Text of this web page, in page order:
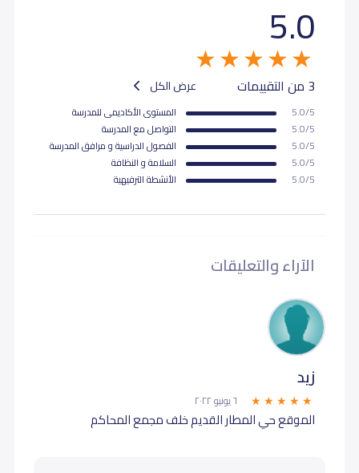
5.0
3 من التقييمات عرض الكل
5.0/5
المستوى اﻷكاديمى للمدرسة
5.0/5
التواصل مع المدرسة
5.0/5
الفصول الدراسية و مرافق المدرسة
5.0/5
السلامة و النظافة
5.0/5
اﻷنشطة الترفيهية
الآراء والتعليقات
زيد
٦ يونيو ٢٠٢٢
الموقع حي المطار القديم خلف مجمع المحاكم